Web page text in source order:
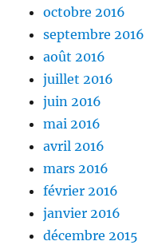
octobre 2016
septembre 2016
août 2016
juillet 2016
juin 2016
mai 2016
avril 2016
mars 2016
février 2016
janvier 2016
décembre 2015